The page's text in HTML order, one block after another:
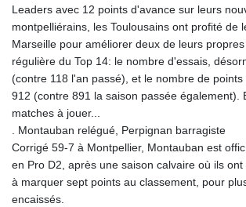
Leaders avec 12 points d'avance sur leurs
montpelliérains, les Toulousains ont profité de
Marseille pour améliorer deux de leurs
régulière du Top 14: le nombre d'essais,
(contre 118 l'an passé), et le nombre de
912 (contre 891 la saison passée également).
matches à jouer...
. Montauban relégué, Perpignan barragiste
Corrigé 59-7 à Montpellier, Montauban est
en Pro D2, après une saison calvaire où ils
à marquer sept points au classement, pour
encaissés.